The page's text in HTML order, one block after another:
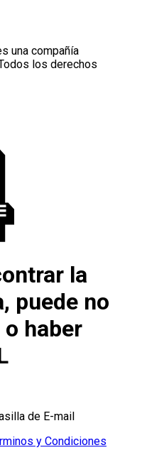
una compañía
los derechos
la
puede no
haber
de E-mail
y Condiciones